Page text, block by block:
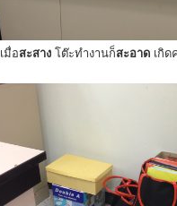
เมื่อสะสางโต๊ะทำงานก็สะอาดเกิด